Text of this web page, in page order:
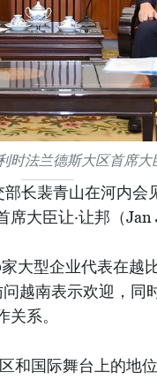
时法兰德斯大区首席大
长裴青山在河内会
大臣让·让邦（Jan
大型企业代表在越
越南表示欢迎，同
系。
和国际舞台上的地